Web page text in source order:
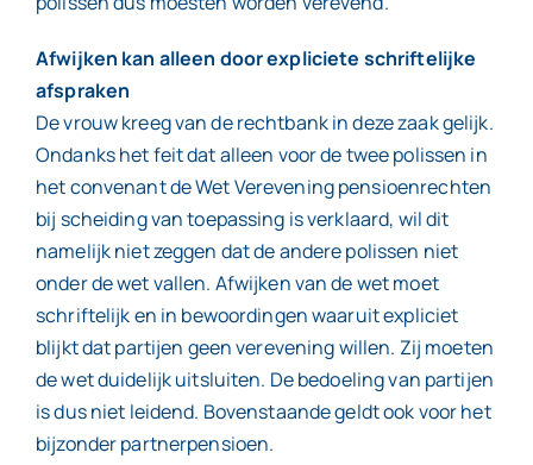
Afwijken kan alleen door expliciete schriftelijke
afspraken
De vrouw kreeg van de rechtbank in deze zaak gelijk.
Ondanks het feit dat alleen voor de twee polissen in
het convenant de Wet Verevening pensioenrechten
bij scheiding van toepassing is verklaard, wil dit
namelijk niet zeggen dat de andere polissen niet
onder de wet vallen. Afwijken van de wet moet
schriftelijk en in bewoordingen waaruit expliciet
blijkt dat partijen geen verevening willen. Zij moeten
de wet duidelijk uitsluiten. De bedoeling van partijen
is dus niet leidend. Bovenstaande geldt ook voor het
bijzonder partnerpensioen.